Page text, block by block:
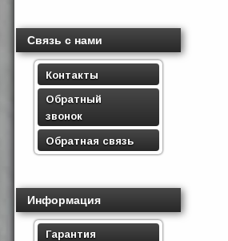
Связь с нами
Контакты
Обратный
звонок
Обратная связь
Информация
Гарантия